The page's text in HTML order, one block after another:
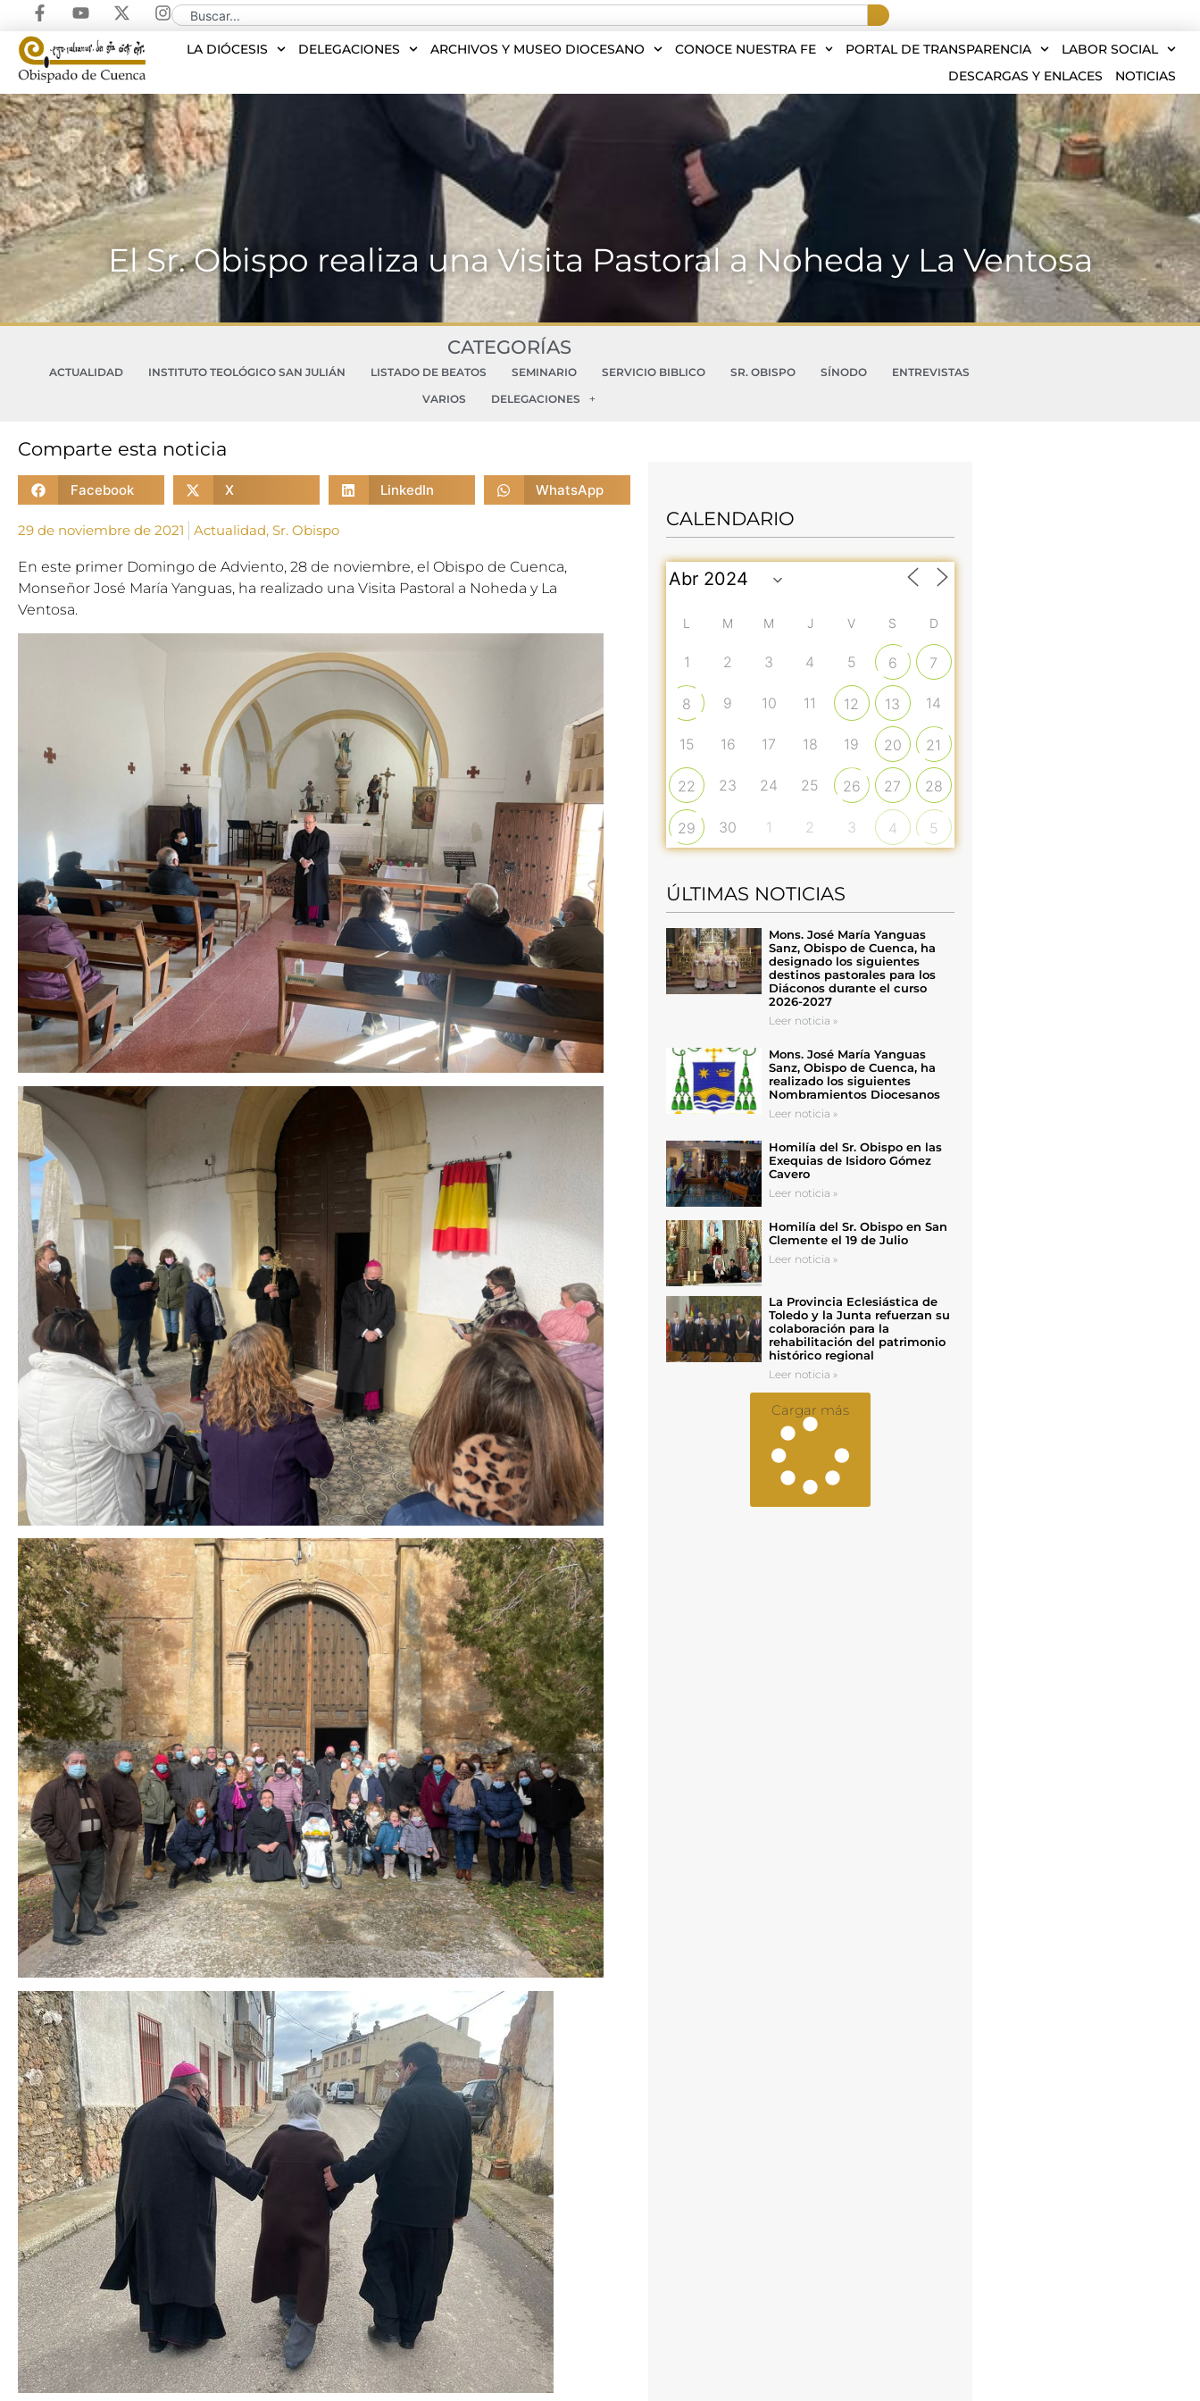
LA DIÓCESIS DELEGACIONES ARCHIVOS Y MUSEO DIOCESANO CONOCE NUESTRA FE PORTAL DE TRANSPARENCIA
LABOR SOCIAL
DESCARGAS Y ENLACES
NOTICIAS
El Sr. Obispo realiza una Visita Pastoral a Noheda y La Ventosa
CATEGORÍAS
ACTUALIDAD INSTITUTO TEOLÓGICO SAN JULIÁN LISTADO DE BEATOS SEMINARIO SERVICIO BIBLICO SR. OBISPO SÍNODO
ENTREVISTAS
VARIOS
DELEGACIONES
Comparte esta noticia
Facebook X LinkedIn WhatsApp
29 de noviembre de 2021 Actualidad, Sr. Obispo
En este primer Domingo de Adviento, 28 de noviembre, el Obispo de Cuenca,
Monseñor José María Yanguas, ha realizado una Visita Pastoral a Noheda y La
Ventosa.
CALENDARIO
L M M J V S D
1 2 3 4 5 6 7
8 9 10 11 12 13 14
15 16 17 18 19 20 21
22 23 24 25 26 27 28
29 30 1 2 3 4 5
ÚLTIMAS NOTICIAS
Mons. José María Yanguas
Sanz, Obispo de Cuenca, ha
designado los siguientes
destinos pastorales para los
Diáconos durante el curso
2026-2027
Leer noticia »
Mons. José María Yanguas
Sanz, Obispo de Cuenca, ha
realizado los siguientes
Nombramientos Diocesanos
Leer noticia »
Homilía del Sr. Obispo en las
Exequias de Isidoro Gómez
Cavero
Leer noticia »
Homilía del Sr. Obispo en San
Clemente el 19 de Julio
Leer noticia »
La Provincia Eclesiástica de
Toledo y la Junta refuerzan su
colaboración para la
rehabilitación del patrimonio
histórico regional
Leer noticia »
Cargar más